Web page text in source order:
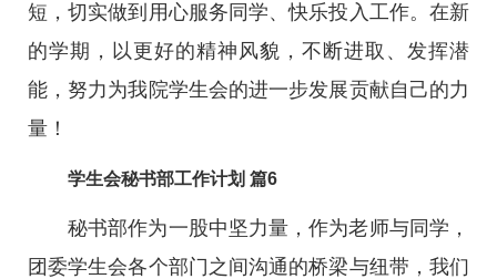
短，切实做到用心服务同学、快乐投入工作。在新
的学期，以更好的精神风貌，不断进取、发挥潜
能，努力为我院学生会的进一步发展贡献自己的力
量！
学生会秘书部工作计划 篇6
秘书部作为一股中坚力量，作为老师与同学，
团委学生会各个部门之间沟通的桥梁与纽带，我们